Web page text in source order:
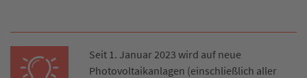
Seit 1. Januar 2023 wird auf neue
Photovoltaikanlagen (einschließlich aller